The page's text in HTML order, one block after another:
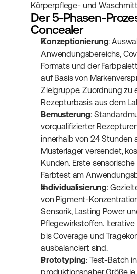
Körperpflege- und
Der 5-Phasen-
Concealer
Konzeptionierung:
Anwendungsbereichs,
Formats und der
auf Basis von
Zielgruppe. Zuordnung zu
Rezepturbasis aus dem
Bemusterung:
vorqualifizierter
innerhalb von 24 Stunden
Musterlager versendet,
Kunden. Erste
Farbtest am
Individualisierung:
von Pigment-
Sensorik, Lasting Power
Pflegewirkstoffen.
bis Coverage und
ausbalanciert sind.
Prototyping: Test-Batch in